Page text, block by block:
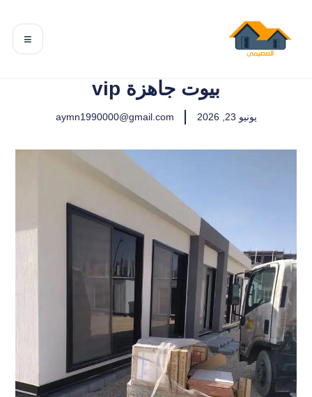
≡
بيوت جاهزة vip
يونيو 23, 2026 aymn1990000@gmail.com